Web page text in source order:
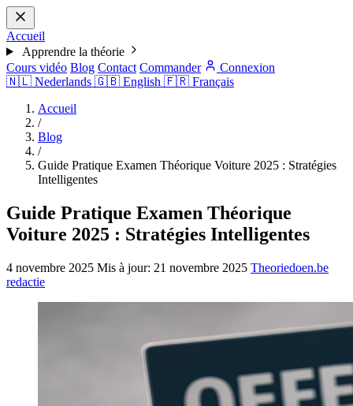
Accueil
Apprendre la théorie
Cours vidéo Blog Contact Commander
Connexion
🇳🇱 Nederlands 🇬🇧 English 🇫🇷 Français
Accueil
/
Blog
/
Guide Pratique Examen Théorique Voiture 2025 : Stratégies
Intelligentes
Guide Pratique Examen Théorique
Voiture 2025 : Stratégies Intelligentes
4 novembre 2025 Mis à jour: 21 novembre 2025 Theoriedoen.be
redactie